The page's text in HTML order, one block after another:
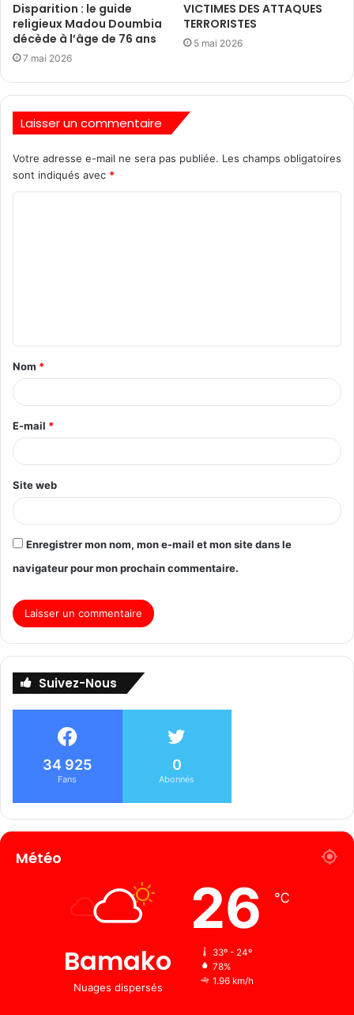
Disparition : le guide
religieux Madou Doumbia
décède à l’âge de 76 ans
7 mai 2026
VICTIMES DES ATTAQUES
TERRORISTES
5 mai 2026
Laisser un commentaire
Votre adresse e-mail ne sera pas publiée. Les champs obligatoires
sont indiqués avec *
Nom *
E-mail *
Site web
Enregistrer mon nom, mon e-mail et mon site dans le
navigateur pour mon prochain commentaire.
Suivez-Nous
34 925
Fans
0
Abonnés
Météo
Bamako
Nuages ​​dispersés
26 ℃
33º - 24º
78%
1.96 km/h